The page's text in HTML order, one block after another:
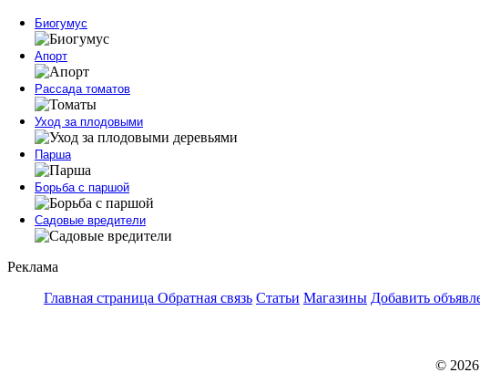
Биогумус
Апорт
Рассада томатов
Уход за плодовыми
Парша
Борьба с паршой
Садовые вредители
Реклама
Главная страница Обратная связь Статьи Магазины Добавить
©